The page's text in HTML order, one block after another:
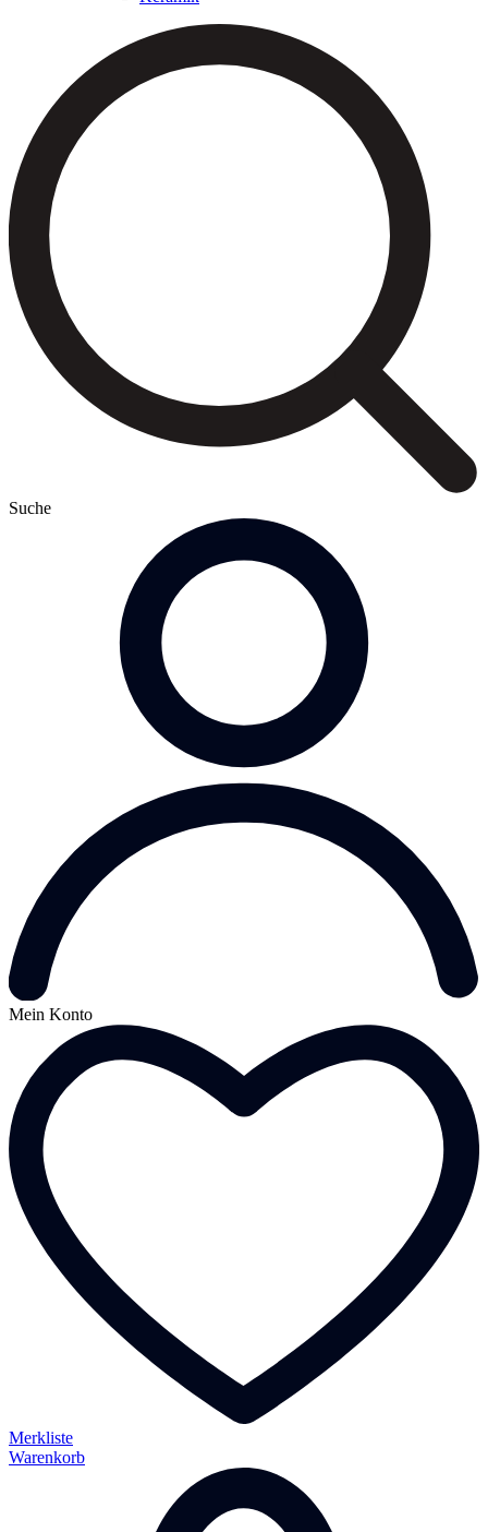
Suche
Mein Konto
Merkliste
Warenkorb